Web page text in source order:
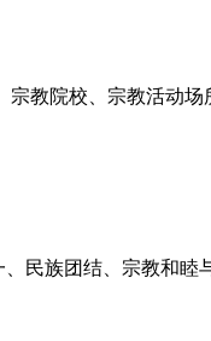
教院校、宗教活动场
民族团结、宗教和睦